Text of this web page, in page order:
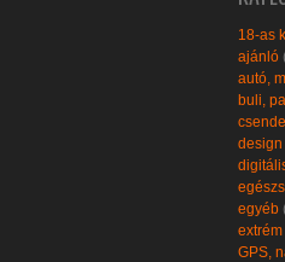
18-as
ajánló
autó,
buli,
design
egyéb
GPS,